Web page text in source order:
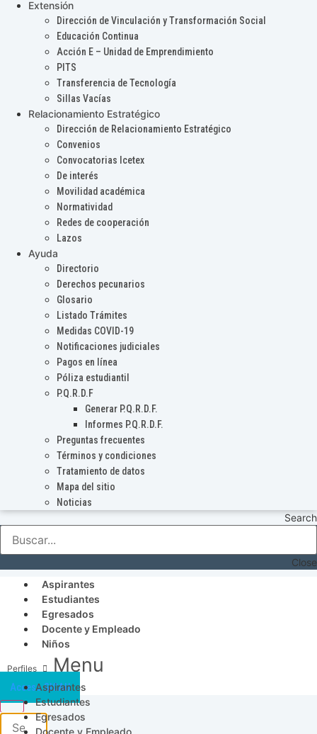
Extensión
Dirección de Vinculación y Transformación Social
Educación Continua
Acción E – Unidad de Emprendimiento
PITS
Transferencia de Tecnología
Sillas Vacías
Relacionamiento Estratégico
Dirección de Relacionamiento Estratégico
Convenios
Convocatorias Icetex
De interés
Movilidad académica
Normatividad
Redes de cooperación
Lazos
Ayuda
Directorio
Derechos pecunarios
Glosario
Listado Trámites
Medidas COVID-19
Notificaciones judiciales
Pagos en línea
Póliza estudiantil
P.Q.R.D.F
Generar P.Q.R.D.F.
Informes P.Q.R.D.F.
Preguntas frecuentes
Términos y condiciones
Tratamiento de datos
Mapa del sitio
Noticias
Search
Close
Aspirantes
Estudiantes
Egresados
Docente y Empleado
Niños
Menu
Aspirantes
Estudiantes
Egresados
Acceso SICAU